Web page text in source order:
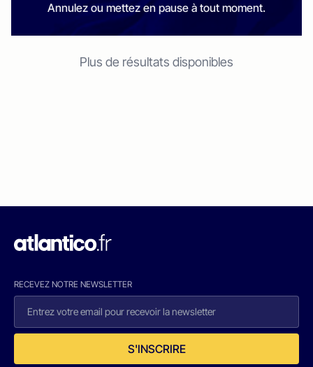
Annulez ou mettez en pause à tout moment.
Plus de résultats disponibles
RECEVEZ NOTRE NEWSLETTER
S'INSCRIRE